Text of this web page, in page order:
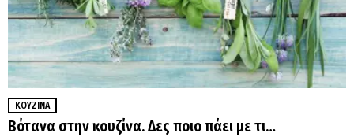
ΚΟΥΖΊΝΑ
Βότανα στην κουζίνα. Δες ποιο πάει με τι…